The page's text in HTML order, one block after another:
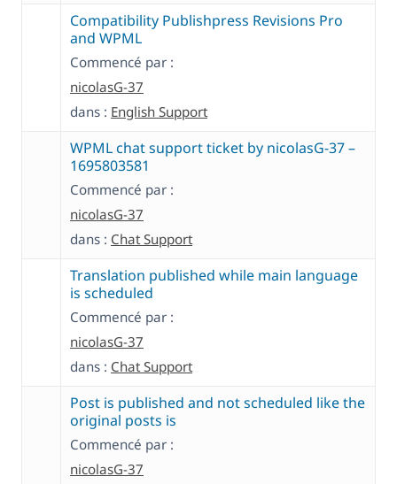
Compatibility Publishpress Revisions Pro
and WPML
Commencé par :
nicolasG-37
dans : English Support
WPML chat support ticket by nicolasG-37 –
1695803581
Commencé par :
nicolasG-37
dans : Chat Support
Translation published while main language
is scheduled
Commencé par :
nicolasG-37
dans : Chat Support
Post is published and not scheduled like the
original posts is
Commencé par :
nicolasG-37